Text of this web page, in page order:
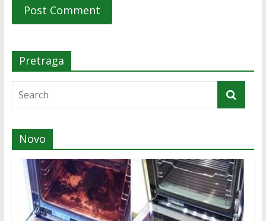
Pretraga
Novo